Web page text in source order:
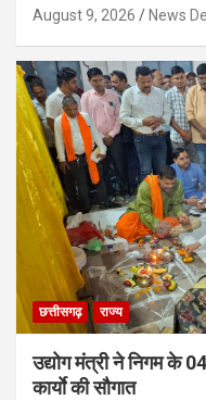
August 9, 2026 News
छत्तीसगढ़ राज्य
उद्योग मंत्री ने निगम के
कार्याे की सौगात